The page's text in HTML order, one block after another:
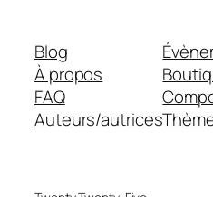
Blog
À propos
FAQ
Auteurs/autrices